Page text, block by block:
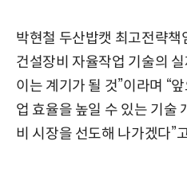
박현철 두산밥캣 최고전략책
건설장비 자율작업 기술의
이는 계기가 될 것”이라며 “
업 효율을 높일 수 있는 기술
비 시장을 선도해 나가겠다”